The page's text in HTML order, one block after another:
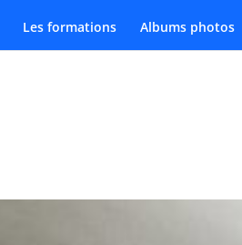
Les formations Albums photos